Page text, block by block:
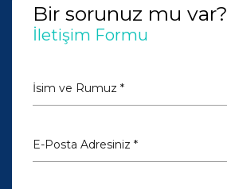
Bir sorunuz mu var?
İletişim Formu
İsim ve Rumuz *
E-Posta Adresiniz *